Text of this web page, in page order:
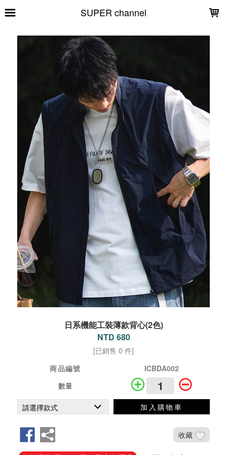
SUPER channel
日系機能工裝薄款背心(2色)
NTD 680
[已銷售 0 件]
商品編號
ICBDA002
數量
加入購物車
收藏